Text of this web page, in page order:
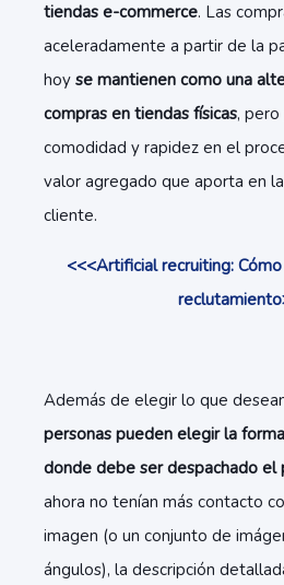
tiendas e-commerce. Las
aceleradamente a partir de la
hoy se mantienen como una
compras en tiendas físicas,
comodidad y rapidez en el
valor agregado que aporta en
cliente.
<<<Artificial recruiting:
Además de elegir lo que
personas pueden elegir la
donde debe ser despachado el
ahora no tenían más contacto
imagen (o un conjunto de
ángulos), la descripción